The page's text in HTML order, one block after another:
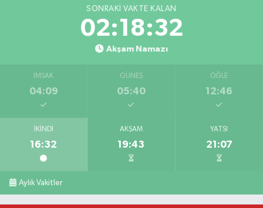
SONRAKI VAKTE KALAN
02:18:32
Akşam Namazı
İMSAK
04:09
GÜNEŞ
05:40
ÖĞLE
12:46
İKINDI
16:32
AKŞAM
19:43
YATSI
21:07
Aylık Vakitler
Bahçede yaşanan yangında alevler 2 otomobile
10:15 |Antakya'da evlere giren yılanlar yakalandı
21:17 |Salah'ın maaşı açıklandı! İşte devasa ücret